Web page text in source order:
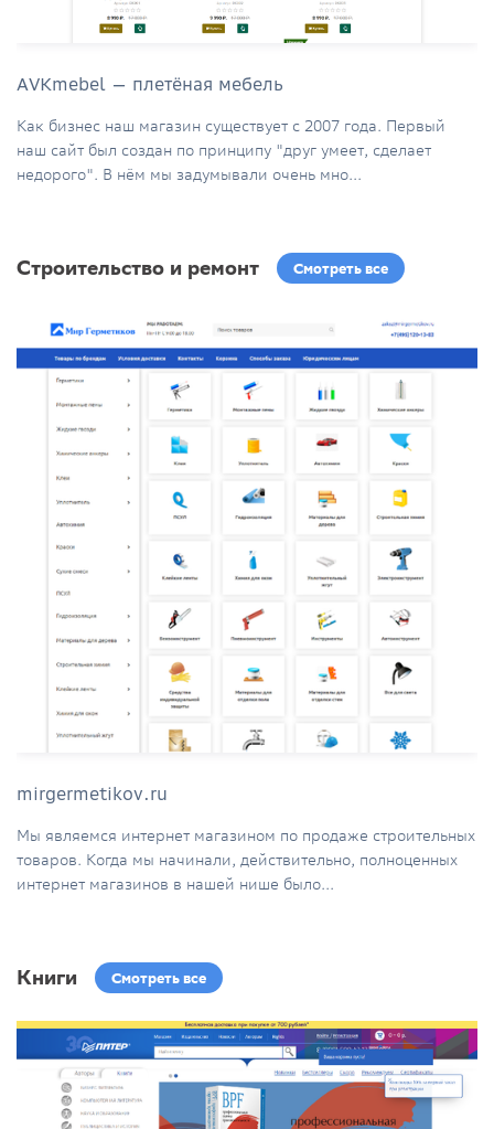
AVKmebel — плетёная мебель
Как бизнес наш магазин существует с 2007 года. Первый
наш сайт был создан по принципу "друг умеет, сделает
недорого". В нём мы задумывали очень мно...
Строительство и ремонт Смотреть все
mirgermetikov.ru
Мы являемся интернет магазином по продаже строительных
товаров. Когда мы начинали, действительно, полноценных
интернет магазинов в нашей нише было...
Книги Смотреть все